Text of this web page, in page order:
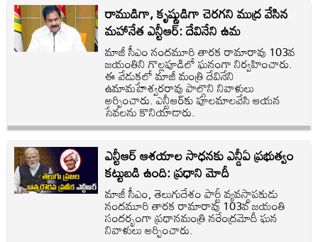
రాముడిగా, కృష్ణుడిగా చెరగని ముద్ర వేసిన
మహానేత ఎన్టీఆర్: దేవినేని ఉమ
మాజీ సీఎం నందమూరి తారక రామారావు 103వ
జయంతిని గొల్లపూడిలో ఘనంగా నిర్వహించారు.
ఈ వేడుకలో మాజీ మంత్రి దేవినేని
ఉమామహేశ్వరరావు పాల్గొని నివాళులు
అర్పించారు. ఎన్టీఆర్‌కు పూలమాలవేసి ఆయన
సేవలను కొనియాడారు.
ఎన్టీఆర్ ఆశయాల సాధనకు ఎన్డీఏ ప్రభుత్వం
కట్టుబడి ఉంది: ప్రధాని మోదీ
మాజీ సీఎం, తెలుగుదేశం పార్టీ వ్యవస్థాపకుడు
నందమూరి తారక రామారావు 103వ జయంతి
సందర్భంగా ప్రధానమంత్రి నరేంద్రమోదీ ఘన
నివాళులు అర్పించారు.